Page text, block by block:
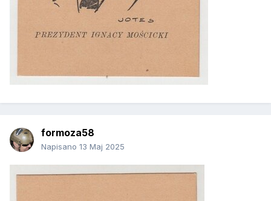
formoza58
Napisano 13 Maj 2025